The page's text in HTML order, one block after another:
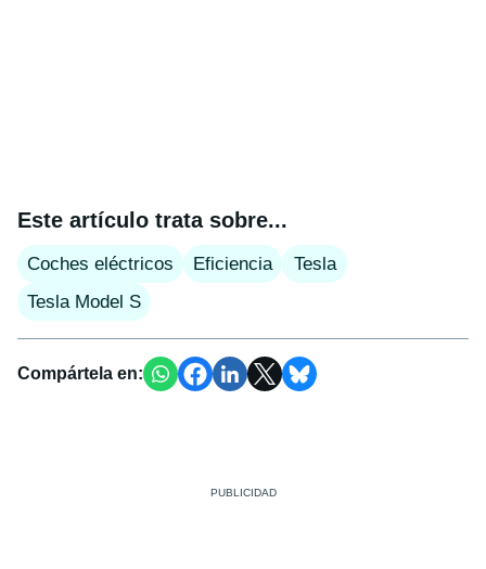
Este artículo trata sobre...
Coches eléctricos Eficiencia
Tesla
Tesla Model S
Compártela en: